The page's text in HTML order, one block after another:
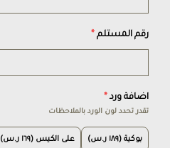
رقم المستلم *
اضافة ورد*
تقدر تحدد لون الورد بالملاحظات
بوكية (١٨٩ ر.س) على الكيس (١٦٩ ر.س)